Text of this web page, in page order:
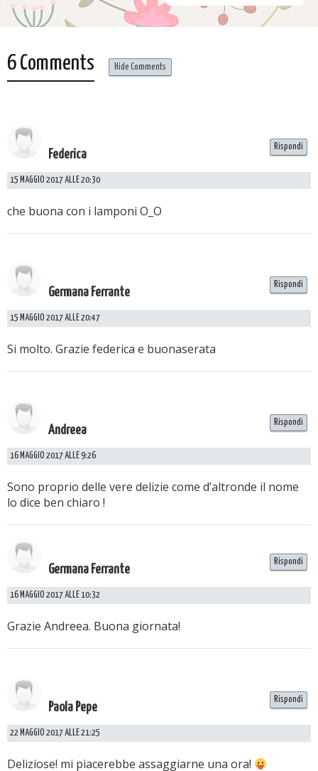
6 Comments Hide Comments
Federica
15 MAGGIO 2017 ALLE 20:30
che buona con i lamponi O_O
Rispondi
Germana Ferrante
15 MAGGIO 2017 ALLE 20:47
Si molto. Grazie federica e buonaserata
Rispondi
Andreea
16 MAGGIO 2017 ALLE 9:26
Sono proprio delle vere delizie come d’altronde il nome
lo dice ben chiaro !
Rispondi
Germana Ferrante
16 MAGGIO 2017 ALLE 10:32
Grazie Andreea. Buona giornata!
Rispondi
Paola Pepe
22 MAGGIO 2017 ALLE 21:25
Deliziose! mi piacerebbe assaggiarne una ora!
Rispondi